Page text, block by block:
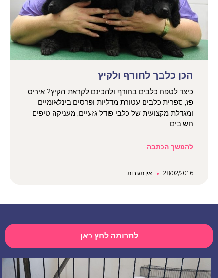
הכן כלבך לחורף ולקיץ
כיצד לטפח כלבים בחורף ולהכינם לקראת הקיץ? איריס
פז, ספרית כלבים עטורת מדליות ופרסים בינלאומיים
ומגדלת מקצועית של כלבי פודל גזעיים, מעניקה טיפים
חשובים
להמשך הכתבה
28/02/2016 אין תגובות
לתרומה לחץ כאן